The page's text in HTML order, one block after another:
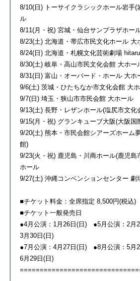
8/10(日) トーサイクラシックホール岩手(
ル
8/11(月・祝) 宮城・仙台サンプラザホー
8/23(土) 北海道・帯広市民文化ホール 大
8/24(日) 北海道・札幌文化芸術劇場 hitaru
8/30(土) 岐阜・高山市民文化会館 大ホー
8/31(日) 富山・オーバード・ホール 大ホ
9/6(土) 茨城・ひたちなか市文化会館 大
9/7(日) 埼玉・狭山市市民会館 大ホール
9/13(土) 長野・レザンホール(塩尻市文化
9/15(月・祝) グランキューブ大阪(大阪国
9/20(土) 熊本・市民会館シアーズホーム
館)
9/23(火・祝) 鹿児島・川商ホール(鹿児島
ホール
9/27(土) 沖縄コンベンションセンター 劇
■チケット料金：全席指定 8,500円(税込)
■チケット一般発売日
●4月公演：1月26日(日) ●5月公演：2月
3月30日(日)
●7月公演：4月27日(日) ●8月公演：5月
6月29日(日)